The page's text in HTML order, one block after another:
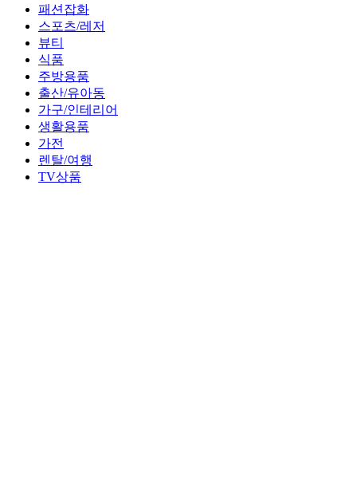
패션잡화
스포츠/레저
뷰티
식품
주방용품
출산/유아동
가구/인테리어
생활용품
가전
렌탈/여행
TV상품